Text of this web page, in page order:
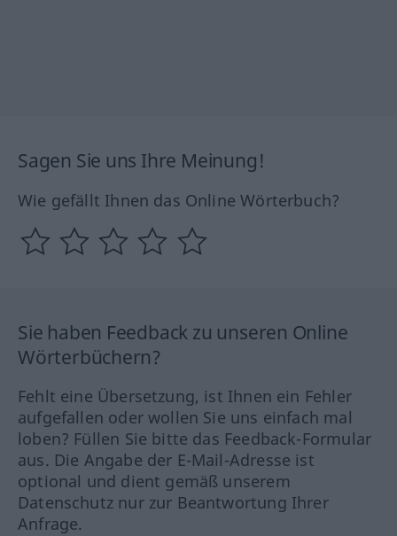
Sagen Sie uns Ihre Meinung!
Wie gefällt Ihnen das Online Wörterbuch?
Sie haben Feedback zu unseren Online
Wörterbüchern?
Fehlt eine Übersetzung, ist Ihnen ein Fehler
aufgefallen oder wollen Sie uns einfach mal
loben? Füllen Sie bitte das Feedback-Formular
aus. Die Angabe der E-Mail-Adresse ist
optional und dient gemäß unserem
Datenschutz nur zur Beantwortung Ihrer
Anfrage.